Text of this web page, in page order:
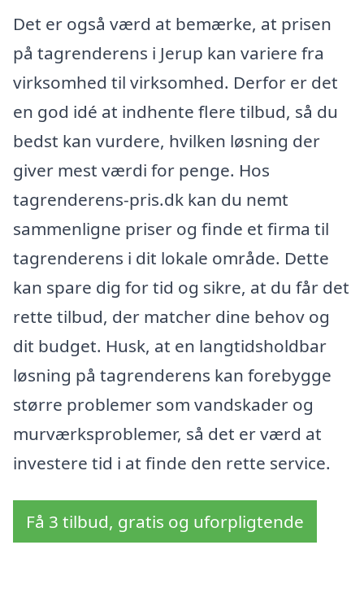
Det er også værd at bemærke, at prisen
på tagrenderens i Jerup kan variere fra
virksomhed til virksomhed. Derfor er det
en god idé at indhente flere tilbud, så du
bedst kan vurdere, hvilken løsning der
giver mest værdi for penge. Hos
tagrenderens-pris.dk kan du nemt
sammenligne priser og finde et firma til
tagrenderens i dit lokale område. Dette
kan spare dig for tid og sikre, at du får det
rette tilbud, der matcher dine behov og
dit budget. Husk, at en langtidsholdbar
løsning på tagrenderens kan forebygge
større problemer som vandskader og
murværksproblemer, så det er værd at
investere tid i at finde den rette service.
Få 3 tilbud, gratis og uforpligtende